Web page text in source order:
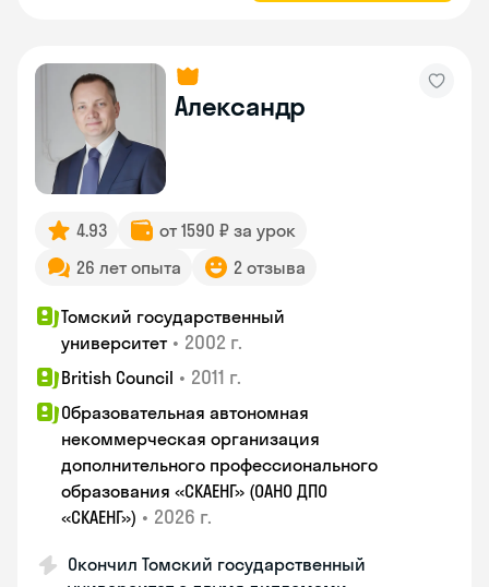
Александр
4.93
от 1590 ₽ за урок
26 лет опыта
2 отзыва
Томский государственный
университет • 2002 г.
British Council • 2011 г.
Образовательная автономная
некоммерческая организация
дополнительного профессионального
образования «СКАЕНГ» (ОАНО ДПО
«СКАЕНГ») • 2026 г.
Окончил Томский государственный